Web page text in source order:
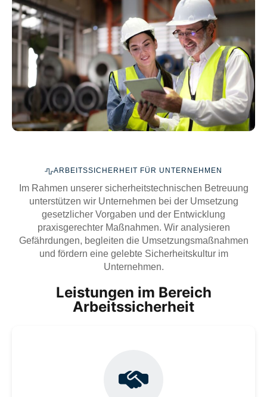
ARBEITSSICHERHEIT FÜR UNTERNEHMEN
Im Rahmen unserer sicherheitstechnischen Betreuung
unterstützen wir Unternehmen bei der Umsetzung
gesetzlicher Vorgaben und der Entwicklung
praxisgerechter Maßnahmen. Wir analysieren
Gefährdungen, begleiten die Umsetzungsmaßnahmen
und fördern eine gelebte Sicherheitskultur im
Unternehmen.
Leistungen im Bereich
Arbeitssicherheit
Wir stellen Ihnen qualifizierte Fachkräfte für
Arbeitssicherheit zur Verfügung und übernehmen die